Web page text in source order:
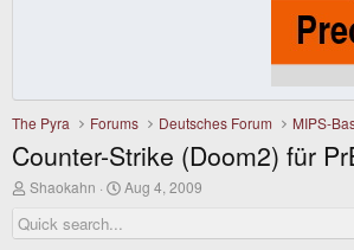
The Pyra Forums Deutsches Forum MIPS-
Counter-Strike (Doom2) für
T
r
e
Shaokahn
S
r
Aug 4, 2009